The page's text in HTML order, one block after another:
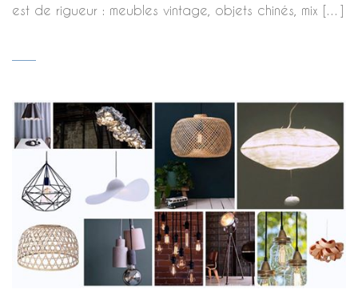
est de rigueur : meubles vintage, objets chinés, mix […]